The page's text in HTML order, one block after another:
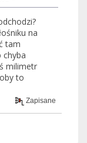
na
tam
milimetr
to
Zapisane